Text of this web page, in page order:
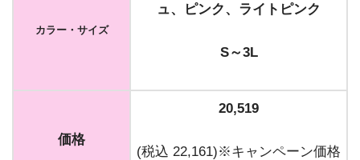
カラー・サイズ
ュ、ピンク、ライトピンク
S～3L
価格
20,519
(税込 22,161)※キャンペーン価格